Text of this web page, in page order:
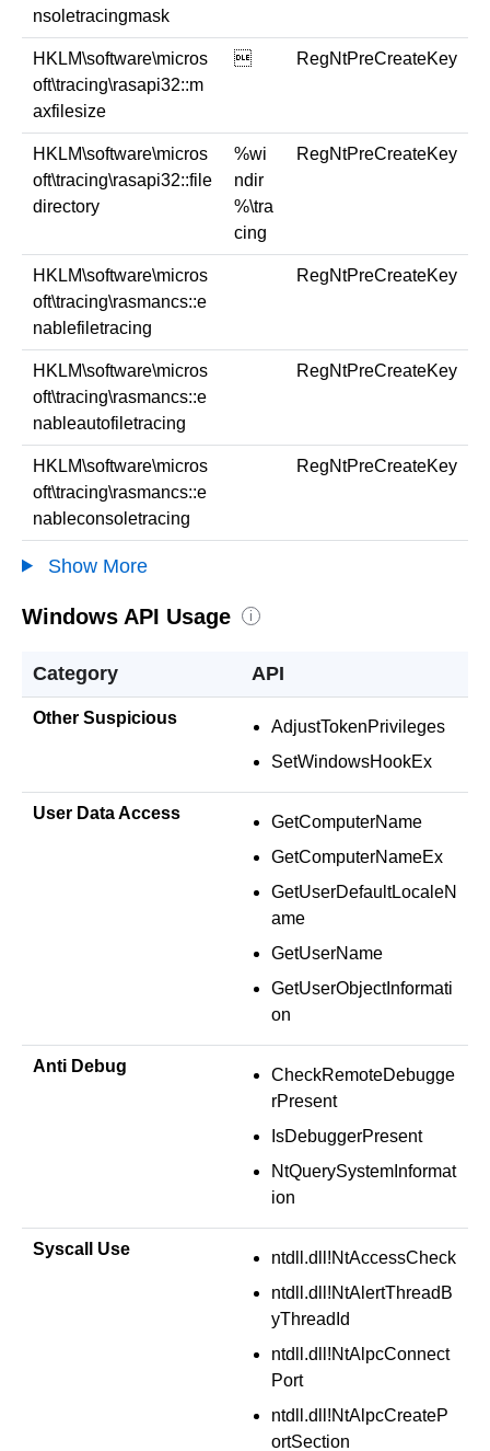
nsoletracingmask
HKLM\software\micros
oft\tracing\rasapi32::m
axfilesize
 RegNtPreCreateKey
HKLM\software\micros
oft\tracing\rasapi32::file
directory
%wi
ndir
%\tra
cing
RegNtPreCreateKey
HKLM\software\micros
oft\tracing\rasmancs::e
nablefiletracing
RegNtPreCreateKey
HKLM\software\micros
oft\tracing\rasmancs::e
nableautofiletracing
RegNtPreCreateKey
HKLM\software\micros
oft\tracing\rasmancs::e
nableconsoletracing
RegNtPreCreateKey
Show More
Windows API Usage i
Category API
Other Suspicious
AdjustTokenPrivileges
SetWindowsHookEx
User Data Access
GetComputerName
GetComputerNameEx
GetUserDefaultLocaleN
ame
GetUserName
GetUserObjectInformati
on
Anti Debug
CheckRemoteDebugge
rPresent
IsDebuggerPresent
NtQuerySystemInformat
ion
Syscall Use
ntdll.dll!NtAccessCheck
ntdll.dll!NtAlertThreadB
yThreadId
ntdll.dll!NtAlpcConnect
Port
ntdll.dll!NtAlpcCreateP
ortSection